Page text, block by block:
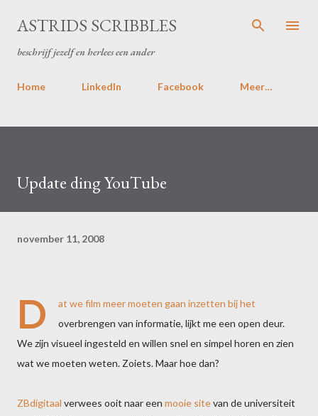
Doorgaan naar hoofdcontent
ASTRIDS SCRIBBLES
beschrijf jezelf en herlees een ander
Home LinkedIn Facebook Meer…
Update ding YouTube
november 11, 2008
D
at we film meer moeten gaan inzetten bij het
overbrengen van informatie, lijkt me een open deur.
We zijn visueel ingesteld en willen snel en simpel horen en zien
wat we moeten weten. Zoiets. Maar hoe dan?
ZBdigitaal verwees ooit naar een mooie sitevan de universiteit